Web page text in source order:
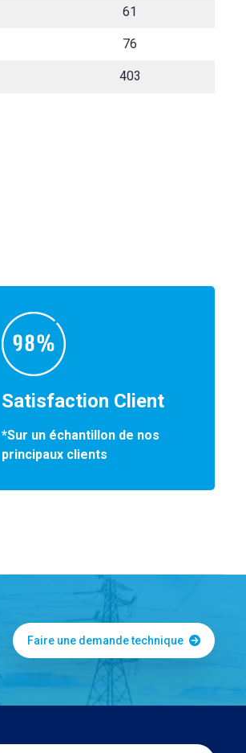
61
76
403
Satisfaction Client
*Sur un échantillon de nos
principaux clients
Faire une demande technique